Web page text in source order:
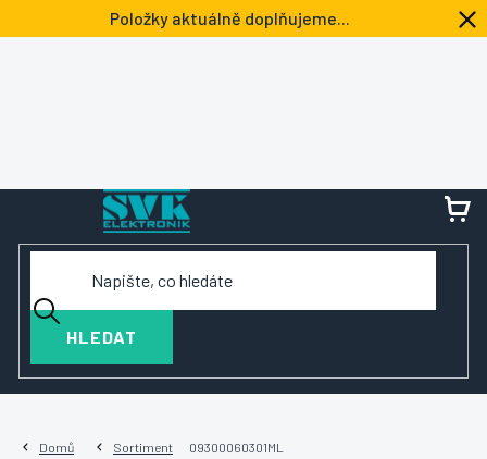
na
Položky aktuálně doplňujeme...
HLEDAT
Domů Sortiment 09300060301ML